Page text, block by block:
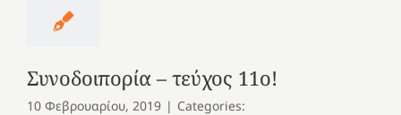
Συνοδοιπορία – τεύχος 11ο!
10 Φεβρουαρίου, 2019 | Categories: